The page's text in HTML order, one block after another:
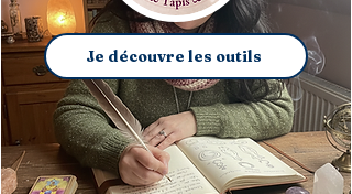
Je découvre les outils